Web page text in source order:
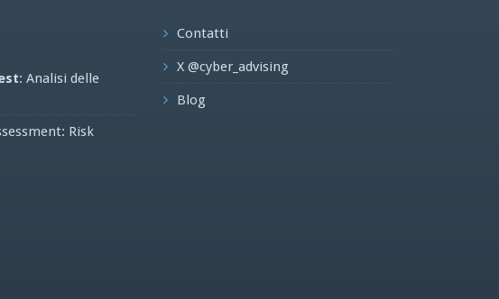
: Analisi delle
Risk
Contatti
X @cyber_advising
Blog